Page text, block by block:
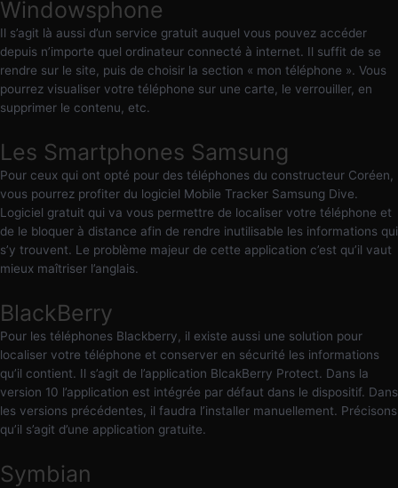
Windowsphone
Il s’agit là aussi d’un service gratuit auquel vous pouvez accéder
depuis n’importe quel ordinateur connecté à internet. Il suffit de se
rendre sur le site, puis de choisir la section « mon téléphone ». Vous
pourrez visualiser votre téléphone sur une carte, le verrouiller, en
supprimer le contenu, etc.
Les Smartphones Samsung
Pour ceux qui ont opté pour des téléphones du constructeur Coréen,
vous pourrez profiter du logiciel Mobile Tracker Samsung Dive.
Logiciel gratuit qui va vous permettre de localiser votre téléphone et
de le bloquer à distance afin de rendre inutilisable les informations qui
s’y trouvent. Le problème majeur de cette application c’est qu’il vaut
mieux maîtriser l’anglais.
BlackBerry
Pour les téléphones Blackberry, il existe aussi une solution pour
localiser votre téléphone et conserver en sécurité les informations
qu’il contient. Il s’agit de l’application BlcakBerry Protect. Dans la
version 10 l’application est intégrée par défaut dans le dispositif. Dans
les versions précédentes, il faudra l’installer manuellement. Précisons
qu’il s’agit d’une application gratuite.
Symbian